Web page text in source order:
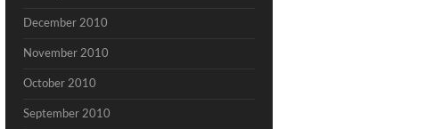
December 2010
November 2010
October 2010
September 2010